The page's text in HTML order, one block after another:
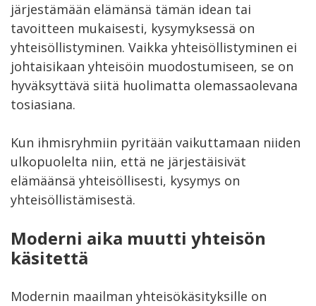
järjestämään elämänsä tämän idean tai
tavoitteen mukaisesti, kysymyksessä on
yhteisöllistyminen. Vaikka yhteisöllistyminen ei
johtaisikaan yhteisöin muodostumiseen, se on
hyväksyttävä siitä huolimatta olemassaolevana
tosiasiana.
Kun ihmisryhmiin pyritään vaikuttamaan niiden
ulkopuolelta niin, että ne järjestäisivät
elämäänsä yhteisöllisesti, kysymys on
yhteisöllistämisestä.
Moderni aika muutti yhteisön
käsitettä
Modernin maailman yhteisökäsityksille on